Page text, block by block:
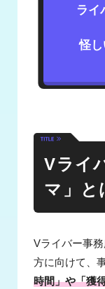
ライ
怪
Vライ
マ」と
Vライバー事
方に向けて、
時間」や「獲